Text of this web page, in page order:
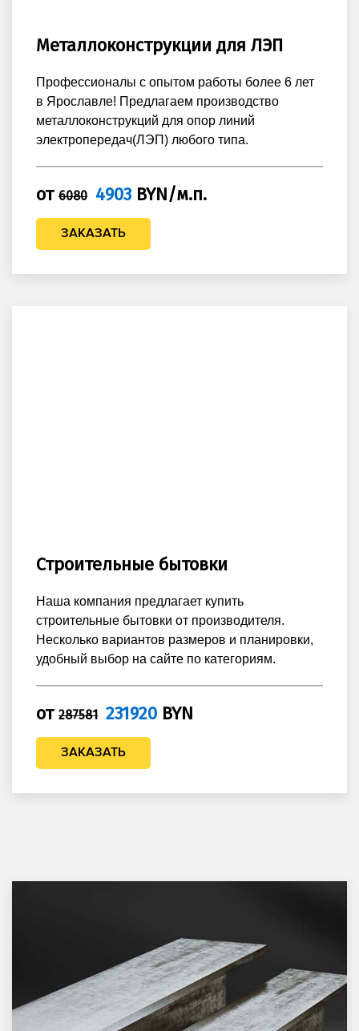
Металлоконструкции для ЛЭП
Профессионалы с опытом работы более 6 лет
в Ярославле! Предлагаем производство
металлоконструкций для опор линий
электропередач(ЛЭП) любого типа.
от 6080 4903 BYN/м.п.
ЗАКАЗАТЬ
Строительные бытовки
Наша компания предлагает купить
строительные бытовки от производителя.
Несколько вариантов размеров и планировки,
удобный выбор на сайте по категориям.
от 287581 231920 BYN
ЗАКАЗАТЬ